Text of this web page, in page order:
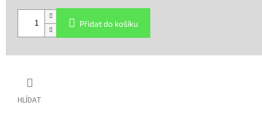
HLÍDAT
Přidat do košíku